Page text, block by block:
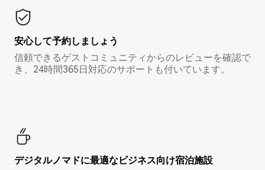
安心して予約しましょう
信頼できるゲストコミュニティからのレビューを確認で
き、24時間365日対応のサポートも付いています。
デジタルノマド⁠に最⁠適⁠なビ⁠ジ⁠ネ⁠ス⁠向⁠け宿⁠泊⁠施⁠設